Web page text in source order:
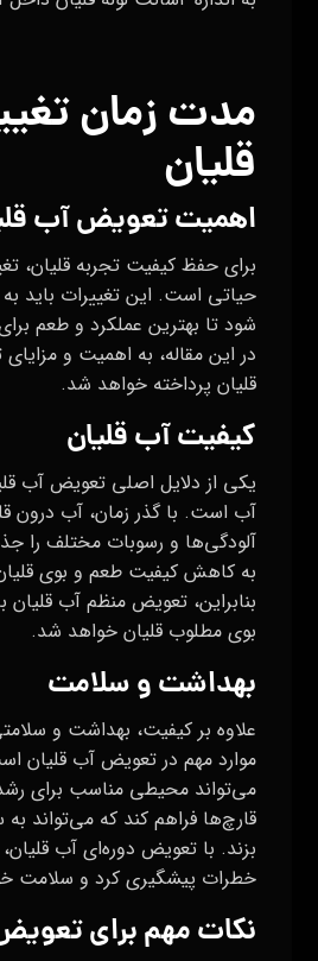
مدت زمان
قلیان
اهمیت تعویض آب
برای حفظ کیفیت تجربه قلیان،
حیاتی است. این تغییرات باید
شود تا بهترین عملکرد و طعم
در این مقاله، به اهمیت و
قلیان پرداخته خواهد شد.
کیفیت آب قلیان
یکی از دلایل اصلی تعویض آب
آب است. با گذر زمان، آب درون
آلودگی‌ها و رسوبات مختلف را
به کاهش کیفیت طعم و بوی
بنابراین، تعویض منظم آب
بوی مطلوب قلیان خواهد شد.
بهداشت و سلامت
علاوه بر کیفیت، بهداشت و
موارد مهم در تعویض آب قلیان
می‌تواند محیطی مناسب برای
قارچ‌ها فراهم کند که می‌تواند
بزند. با تعویض دوره‌ای آب
خطرات پیشگیری کرد و سلامت
نکات مهم برای